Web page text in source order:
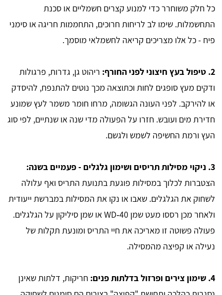
כל חלק משוחרר כדי למנוע קצרים חשמליים או סכנת
התחשמלות. שימו לב לריחות חרוכים, התחממות חריגה או סימני
פיח - כל אלו מצריכים קריאה לחשמלאי מוסמך.
2. טיפול בעץ חיצוני לפני החורף:
ריהוט גן, גדרות, פרגולות
ודקים מעץ סופגים לחות וכתוצאה מכך נוטים להתנפח, להיסדק
או להירקב. לפני העונה הגשומה, מרחו חומר משמר לעץ שמונע
חדירת מים ועובש. חזרו על הפעולה מדי שנה או שנתיים, לפי סוג
העץ ורמת החשיפה לשמש ולגשם.
3. ניקוי מסילות תריסים ושימון גלגלים - פעמיים בשנה:
הצטברות לכלוך במסילות פוגעת בתנועת התריס ואף עלולה
לשחוק את הגלגלים. שאבו או נקו את המסילות במברשת ייעודית
ולאחר מכן רססו מעט שמן WD‑40 או שמן סיליקון על הגלגלים.
פעולה פשוטה זו מאריכה את חיי התריס ומונעת תקלות של
נעילה או קפיצה מהמסילה.
4. שימון צירים ופרזול בדלתות פנים:
חריקות, דלתות שאינן